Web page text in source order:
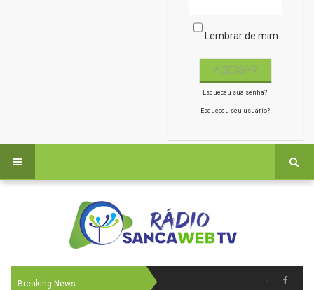
Lembrar de mim
Esqueceu sua senha?
Esqueceu seu usuário?
Breaking News